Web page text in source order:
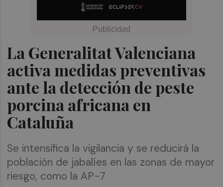
La Generalitat Valenciana
activa medidas preventivas
ante la detección de peste
porcina africana en
Cataluña
Se intensifica la vigilancia y se reducirá la
población de jabalíes en las zonas de mayor
riesgo, como la AP-7